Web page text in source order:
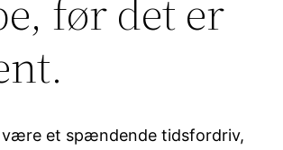
være et spændende tidsfordriv,